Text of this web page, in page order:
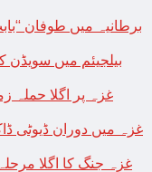
برطانیہ میں طوفان
غزہ پر اگلا حملہ
غزہ میں دوران ڈیوٹی
غزہ جنگ کا اگلا